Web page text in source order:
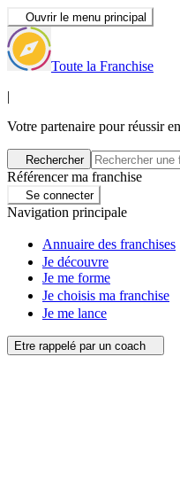
Ouvrir le menu principal
Toute la Franchise
|
Votre partenaire pour réussir
Rechercher
Référencer ma franchise
Se connecter
Navigation principale
Annuaire des franchises
Je découvre
Je me forme
Je choisis ma franchise
Je me lance
Etre rappelé par un coach